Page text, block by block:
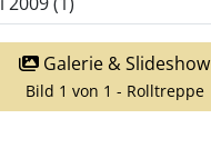
Galerie & Slideshow
Bild 1 von 1 - Rolltreppe